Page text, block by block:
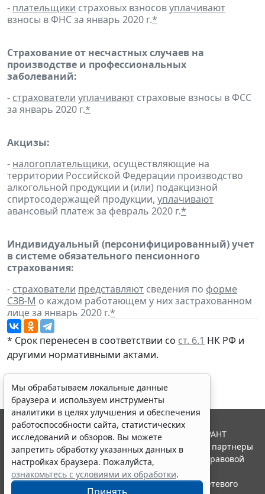
- плательщики страховых взносовуплачивают
взносы в ФНС за январь 2020 г.*
Страхование от несчастных случаев на
производстве и профессиональных
заболеваний:
- страхователи уплачивают страховые взносы в ФСС
за январь 2020 г.*
Акцизы:
- налогоплательщики, осуществляющие на
территории Российской Федерации производство
алкогольной продукции и (или) подакцизной
спиртосодержащей продукции, уплачивают
авансовый платеж за февраль 2020 г.*
Индивидуальный (персонифицированный) учет
в системе обязательного пенсионного
страхования:
- страхователи представляют сведения по форме
СЗВ-М о каждом работающем у них застрахованном
лице за январь 2020 г.*
* Срок перенесен в соответствии со ст. 6.1 НК РФ и
другими нормативными актами.
Мы обрабатываем локальные данные
браузера и используем инструменты
аналитики в целях улучшения и обеспечения
работоспособности сайта, статистических
исследований и обзоров. Вы можете
запретить обработку указанных данных в
настройках браузера. Пожалуйста,
ознакомьтесь с условиями их обработки.
© ООО "НПП "ГАРАНТ-СЕРВИС", 2026. Система ГАРАНТ
выпускается с 1990 года. Компания "Гарант" и ее партнеры
являются участниками Российской ассоциации правовой
информации ГАРАНТ.
Портал ГАРАНТ.РУ зарегистрирован в качестве сетевого